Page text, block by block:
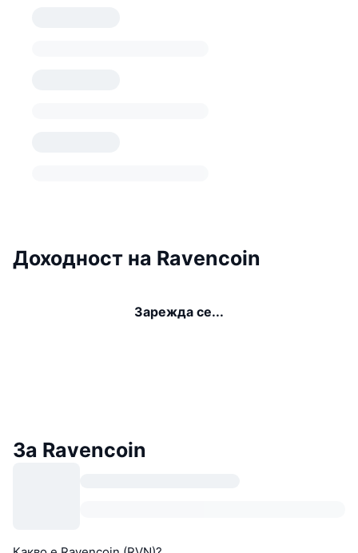
Доходност на Ravencoin
Зарежда се...
За Ravencoin